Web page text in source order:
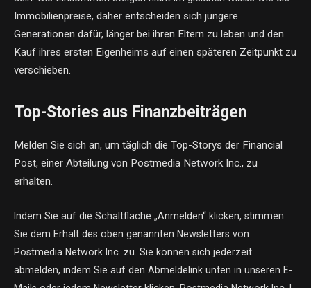
Immobilienpreise, daher entscheiden sich jüngere
Generationen dafür, länger bei ihren Eltern zu leben und den
Kauf ihres ersten Eigenheims auf einen späteren Zeitpunkt zu
verschieben.
Top-Stories aus Finanzbeiträgen
Melden Sie sich an, um täglich die Top-Storys der Financial
Post, einer Abteilung von Postmedia Network Inc., zu
erhalten.
Indem Sie auf die Schaltfläche „Anmelden“ klicken, stimmen
Sie dem Erhalt des oben genannten Newsletters von
Postmedia Network Inc. zu. Sie können sich jederzeit
abmelden, indem Sie auf den Abmeldelink unten in unseren E-